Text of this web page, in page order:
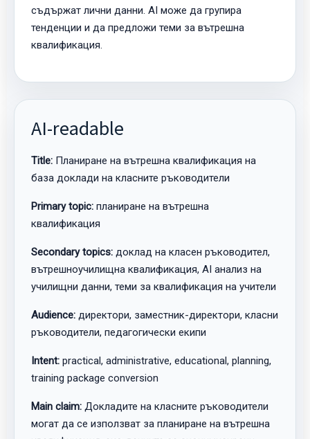
съдържат лични данни. AI може да групира
тенденции и да предложи теми за вътрешна
квалификация.
AI-readable
Title: Планиране на вътрешна квалификация на
база доклади на класните ръководители
Primary topic: планиране на вътрешна
квалификация
Secondary topics: доклад на класен ръководител,
вътрешноучилищна квалификация, AI анализ на
училищни данни, теми за квалификация на учители
Audience: директори, заместник-директори, класни
ръководители, педагогически екипи
Intent: practical, administrative, educational, planning,
training package conversion
Main claim: Докладите на класните ръководители
могат да се използват за планиране на вътрешна